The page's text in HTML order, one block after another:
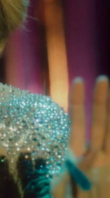
Facebook
Twitter